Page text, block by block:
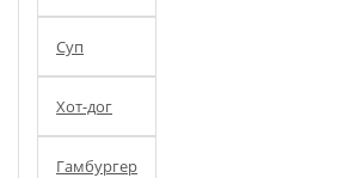
Суп
Хот-дог
Гамбургер